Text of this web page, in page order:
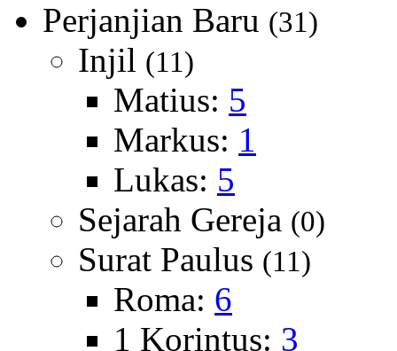
Perjanjian Baru (31)
Injil (11)
Matius: 5
Markus: 1
Lukas: 5
Sejarah Gereja (0)
Surat Paulus (11)
Roma: 6
1 Korintus: 3